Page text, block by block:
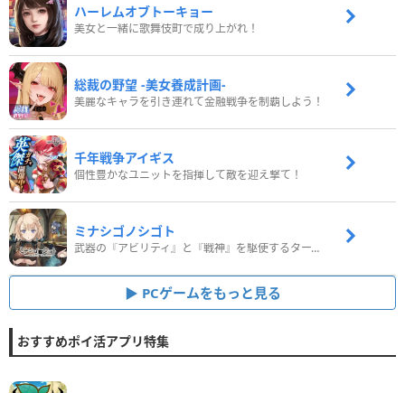
ハーレムオブトーキョー
美女と一緒に歌舞伎町で成り上がれ！
総裁の野望 -美女養成計画-
美麗なキャラを引き連れて金融戦争を制覇しよう！
千年戦争アイギス
個性豊かなユニットを指揮して敵を迎え撃て！
ミナシゴノシゴト
武器の『アビリティ』と『戦神』を駆使するターン制コマンドバトルRPG！
PCゲームをもっと見る
おすすめポイ活アプリ特集